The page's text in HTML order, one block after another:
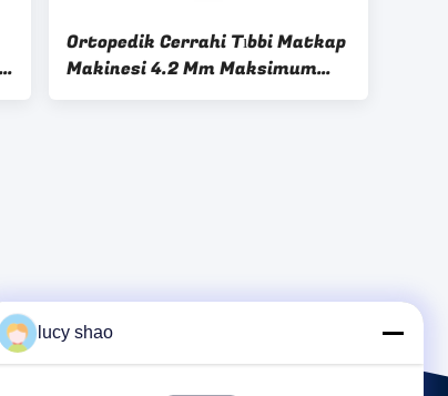
Ortopedik Cerrahi Tıbbi Matkap
Makinesi 4.2 Mm Maksimum
Çap
lucy shao